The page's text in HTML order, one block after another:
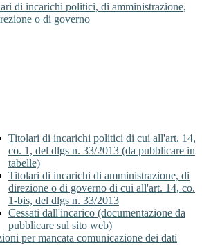
di incarichi politici, di amministrazione,
o di governo
Titolari di incarichi politici di cui all'art. 14,
co. 1, del dlgs n. 33/2013 (da pubblicare in
tabelle)
Titolari di incarichi di amministrazione, di
direzione o di governo di cui all'art. 14, co.
1-bis, del dlgs n. 33/2013
Cessati dall'incarico (documentazione da
pubblicare sul sito web)
per mancata comunicazione dei dati